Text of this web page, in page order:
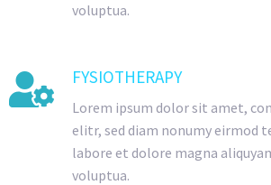
voluptua.
 FYSIOTHERAPY
Lorem ipsum dolor sit amet,
elitr, sed diam nonumy eirmod
labore et dolore magna
voluptua.